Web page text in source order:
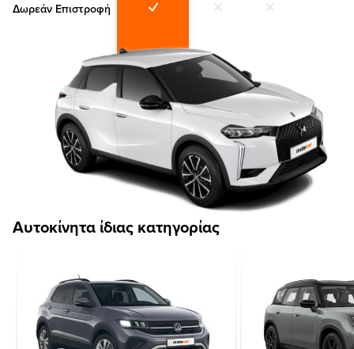
Δωρεάν Επιστροφή
Αυτοκίνητα ίδιας κατηγορίας